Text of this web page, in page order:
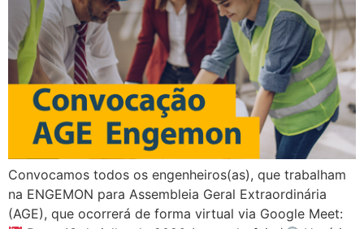
Convocamos todos os engenheiros(as), que trabalham
na ENGEMON para Assembleia Geral Extraordinária
(AGE), que ocorrerá de forma virtual via Google Meet: